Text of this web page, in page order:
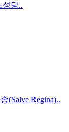
성당..
(Salve Regina)..